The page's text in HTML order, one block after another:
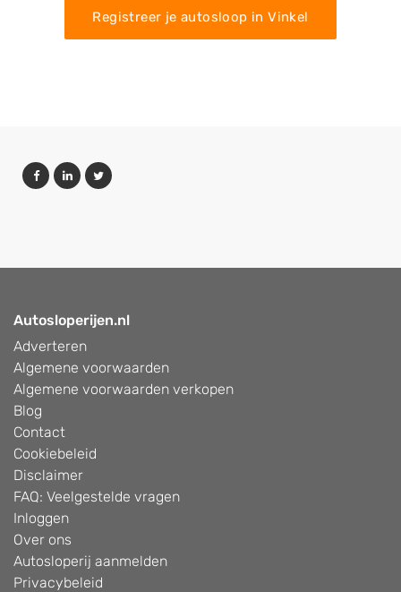
Registreer je autosloop in Vinkel
Autosloperijen.nl
Adverteren
Algemene voorwaarden
Algemene voorwaarden verkopen
Blog
Contact
Cookiebeleid
Disclaimer
FAQ: Veelgestelde vragen
Inloggen
Over ons
Autosloperij aanmelden
Privacybeleid